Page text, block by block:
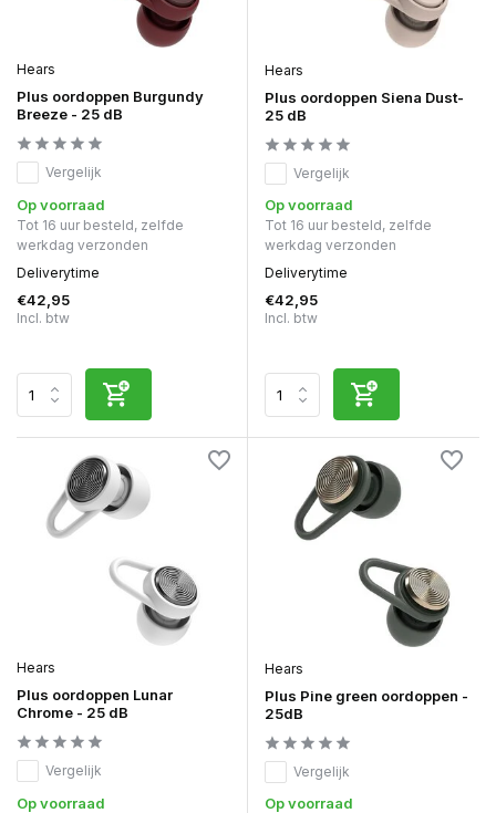
Hears
Plus oordoppen Burgundy
Breeze - 25 dB
Vergelijk
Op voorraad
Tot 16 uur besteld, zelfde
werkdag verzonden
Deliverytime
€42,95
Incl. btw
Hears
Plus oordoppen Siena Dust-
25 dB
Vergelijk
Op voorraad
Tot 16 uur besteld, zelfde
werkdag verzonden
Deliverytime
€42,95
Incl. btw
Hears
Plus oordoppen Lunar
Chrome - 25 dB
Vergelijk
Op voorraad
Hears
Plus Pine green oordoppen -
25dB
Vergelijk
Op voorraad